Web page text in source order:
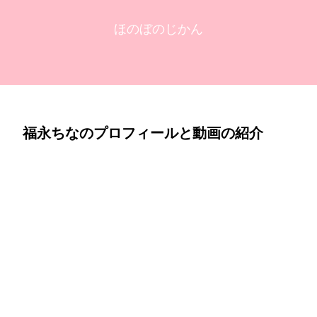
ほのぼのじかん
福永ちなのプロフィールと動画の紹介